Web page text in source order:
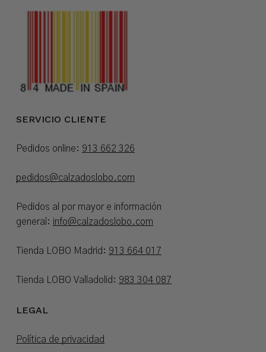
SERVICIO CLIENTE
Pedidos online: 913 662 326
pedidos@calzadoslobo.com
Pedidos al por mayor e información
general: info@calzadoslobo.com
Tienda LOBO Madrid: 913 664 017
Tienda LOBO Valladolid: 983 304 087
LEGAL
Política de privacidad